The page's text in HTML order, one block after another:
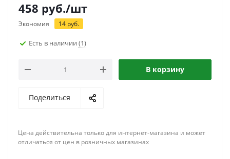
458 руб./шт
Экономия 14 руб.
Есть в наличии (1)
В корзину
Поделиться
Цена действительна только для интернет-магазина и может
отличаться от цен в розничных магазинах